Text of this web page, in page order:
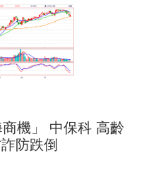
商機」 中保科 高齡
防跌倒